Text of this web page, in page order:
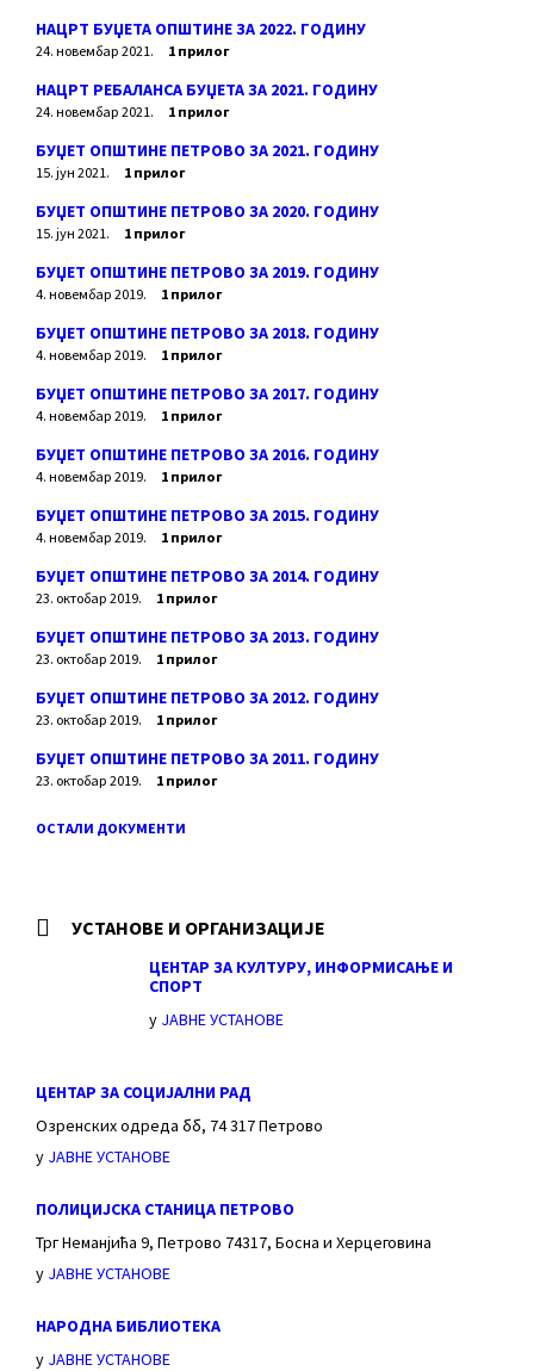
НАЦРТ БУЏЕТА ОПШТИНЕ ЗА 2022. ГОДИНУ
24. новембар 2021. 1 прилог
НАЦРТ РЕБАЛАНСА БУЏЕТА ЗА 2021. ГОДИНУ
24. новембар 2021. 1 прилог
БУЏЕТ ОПШТИНЕ ПЕТРОВО ЗА 2021. ГОДИНУ
15. јун 2021. 1 прилог
БУЏЕТ ОПШТИНЕ ПЕТРОВО ЗА 2020. ГОДИНУ
15. јун 2021. 1 прилог
БУЏЕТ ОПШТИНЕ ПЕТРОВО ЗА 2019. ГОДИНУ
4. новембар 2019. 1 прилог
БУЏЕТ ОПШТИНЕ ПЕТРОВО ЗА 2018. ГОДИНУ
4. новембар 2019. 1 прилог
БУЏЕТ ОПШТИНЕ ПЕТРОВО ЗА 2017. ГОДИНУ
4. новембар 2019. 1 прилог
БУЏЕТ ОПШТИНЕ ПЕТРОВО ЗА 2016. ГОДИНУ
4. новембар 2019. 1 прилог
БУЏЕТ ОПШТИНЕ ПЕТРОВО ЗА 2015. ГОДИНУ
4. новембар 2019. 1 прилог
БУЏЕТ ОПШТИНЕ ПЕТРОВО ЗА 2014. ГОДИНУ
23. октобар 2019. 1 прилог
БУЏЕТ ОПШТИНЕ ПЕТРОВО ЗА 2013. ГОДИНУ
23. октобар 2019. 1 прилог
БУЏЕТ ОПШТИНЕ ПЕТРОВО ЗА 2012. ГОДИНУ
23. октобар 2019. 1 прилог
БУЏЕТ ОПШТИНЕ ПЕТРОВО ЗА 2011. ГОДИНУ
23. октобар 2019. 1 прилог
ОСТАЛИ ДОКУМЕНТИ
УСТАНОВЕ И ОРГАНИЗАЦИЈЕ
ЦЕНТАР ЗА КУЛТУРУ, ИНФОРМИСАЊЕ И
СПОРТ
у ЈАВНЕ УСТАНОВЕ
ЦЕНТАР ЗА СОЦИЈАЛНИ РАД
Озренских одреда бб, 74 317 Петрово
у ЈАВНЕ УСТАНОВЕ
ПОЛИЦИЈСКА СТАНИЦА ПЕТРОВО
Трг Неманјића 9, Петрово 74317, Босна и Херцеговина
у ЈАВНЕ УСТАНОВЕ
НАРОДНА БИБЛИОТЕКА
у ЈАВНЕ УСТАНОВЕ